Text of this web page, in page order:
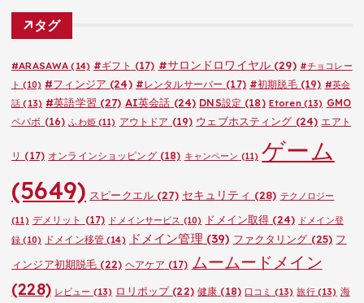
ゴ
タグ
#ARASAWA (14) #ギフト (17) #サロンドロワイヤル(29) #チョコレー
ト (10) #フィンジア (24) #レンタルサーバー (17) #初期脱毛(19) #英会
話 (13) #英語学習 (27) AI英会話 (24) DNS設定 (18) Etoren(13) GMO
ペパボ (16) ふわ姫(11) アウトドア (19) ウェブホスティング (24) エアト
リ (17) オンラインショッピング(18) キャンペーン (11) ゲーム
(5649) スピークエル(27) セキュリティ (28) テクノロジー
(11) デメリット (17) ドメインサービス (10) ドメイン取得 (24) ドメイン登
録 (10) ドメイン移管(14) ドメイン管理 (39) ファクタリング (25) フ
ィンジア初期脱毛 (22) ヘアケア (17) ムームードメイン
(228) レビュー (13) ロリポップ(22) 健康 (18) 口コミ (13) 旅行(13) 海